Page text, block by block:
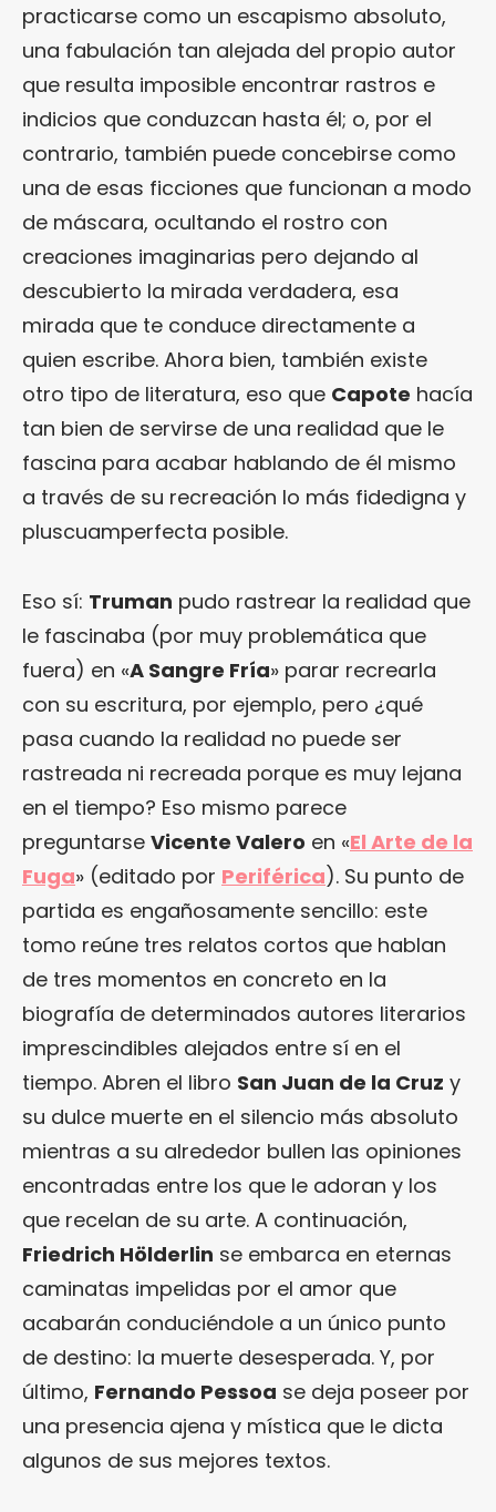
practicarse como un escapismo absoluto,
una fabulación tan alejada del propio autor
que resulta imposible encontrar rastros e
indicios que conduzcan hasta él; o, por el
contrario, también puede concebirse como
una de esas ficciones que funcionan a modo
de máscara, ocultando el rostro con
creaciones imaginarias pero dejando al
descubierto la mirada verdadera, esa
mirada que te conduce directamente a
quien escribe. Ahora bien, también existe
otro tipo de literatura, eso que Capote hacía
tan bien de servirse de una realidad que le
fascina para acabar hablando de él mismo
a través de su recreación lo más fidedigna y
pluscuamperfecta posible.
Eso sí: Truman pudo rastrear la realidad que
le fascinaba (por muy problemática que
fuera) en «A Sangre Fría» parar recrearla
con su escritura, por ejemplo, pero ¿qué
pasa cuando la realidad no puede ser
rastreada ni recreada porque es muy lejana
en el tiempo? Eso mismo parece
preguntarse Vicente Valero en «El Arte de la
Fuga» (editado por Periférica). Su punto de
partida es engañosamente sencillo: este
tomo reúne tres relatos cortos que hablan
de tres momentos en concreto en la
biografía de determinados autores literarios
imprescindibles alejados entre sí en el
tiempo. Abren el libro San Juan de la Cruz y
su dulce muerte en el silencio más absoluto
mientras a su alrededor bullen las opiniones
encontradas entre los que le adoran y los
que recelan de su arte. A continuación,
Friedrich Hölderlin se embarca en eternas
caminatas impelidas por el amor que
acabarán conduciéndole a un único punto
de destino: la muerte desesperada. Y, por
último, Fernando Pessoa se deja poseer por
una presencia ajena y mística que le dicta
algunos de sus mejores textos.